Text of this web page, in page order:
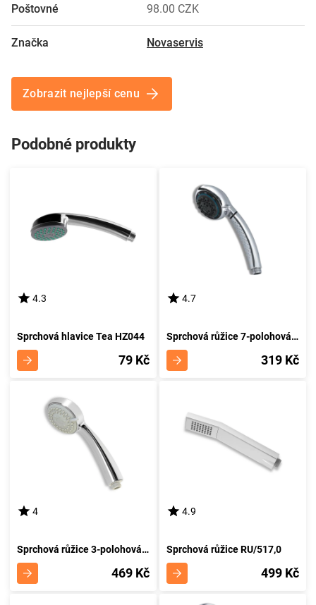
Poštovné 98.00 CZK
Značka Novaservis
Zobrazit nejlepší cenu
Podobné produkty
4.3
Sprchová hlavice Tea HZ044
79 Kč
4.7
Sprchová růžice 7-polohová RU/TEMPO,0
319 Kč
4
Sprchová růžice 3-polohová RU/614,0
469 Kč
4.9
Sprchová růžice RU/517,0
499 Kč